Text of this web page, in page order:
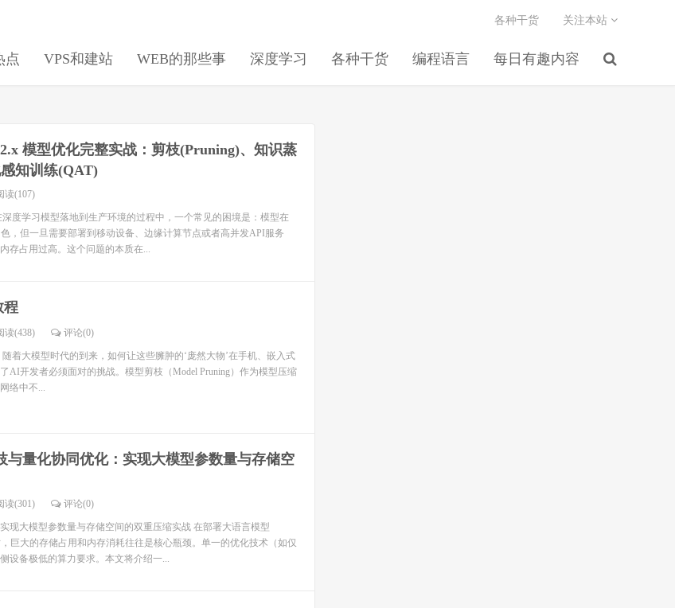
点 VPS和建站 WEB的那些事 深度学习 各种干货 编程语言 每日有趣内容
各种干货 关注本站
模型优化完整实战：剪枝(Pruning)、知识蒸
知训练(QAT)
读(107)
度学习模型落地到生产环境的过程中，一个常见的困境是：模型在
，但一旦需要部署到移动设备、边缘计算节点或者高并发API服务
存占用过高。这个问题的本质在...
程
读(438) 评论(0)
着大模型时代的到来，如何让这些臃肿的‘庞然大物’在手机、嵌入式
AI开发者必须面对的挑战。模型剪枝（Model Pruning）作为模型压缩
络中不...
与量化协同优化：实现大模型参数量与存储空
读(301) 评论(0)
现大模型参数量与存储空间的双重压缩实战 在部署大语言模型
巨大的存储占用和内存消耗往往是核心瓶颈。单一的优化技术（如仅
设备极低的算力要求。本文将介绍一...